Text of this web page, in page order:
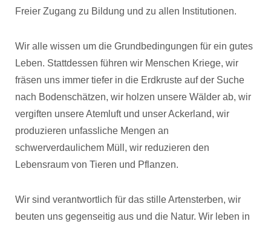
Freier Zugang zu Bildung und zu allen Institutionen.
Wir alle wissen um die Grundbedingungen für ein gutes
Leben. Stattdessen führen wir Menschen Kriege, wir
fräsen uns immer tiefer in die Erdkruste auf der Suche
nach Bodenschätzen, wir holzen unsere Wälder ab, wir
vergiften unsere Atemluft und unser Ackerland, wir
produzieren unfassliche Mengen an
schwerverdaulichem Müll, wir reduzieren den
Lebensraum von Tieren und Pflanzen.
Wir sind verantwortlich für das stille Artensterben, wir
beuten uns gegenseitig aus und die Natur. Wir leben in